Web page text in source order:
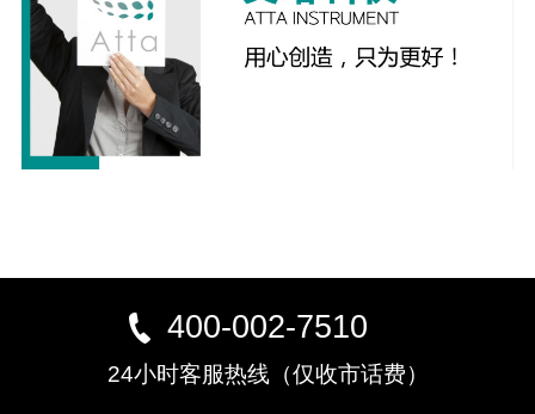
400-002-7510
24小时客服热线（仅收市话费）